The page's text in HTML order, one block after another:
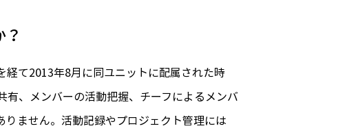
て2013年8月に同ユニットに配属された時
、メンバーの活動把握、チーフによるメンバ
ません。活動記録やプロジェクト管理には